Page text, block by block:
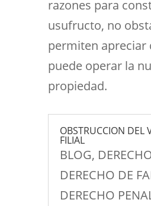
razones para
usufructo, no
permiten apreciar
puede operar la
propiedad.
OBSTRUCCION DEL
FILIAL
BLOG,
DERECHO DE
DERECHO